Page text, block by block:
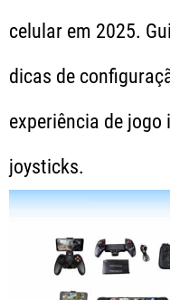
celular em 2025.
dicas de
experiência de
joysticks.